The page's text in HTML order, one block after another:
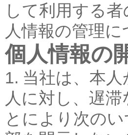
して利用する
人情報の管理
個人情報の
1. 当社は、本
人に対し、遅
とにより次の